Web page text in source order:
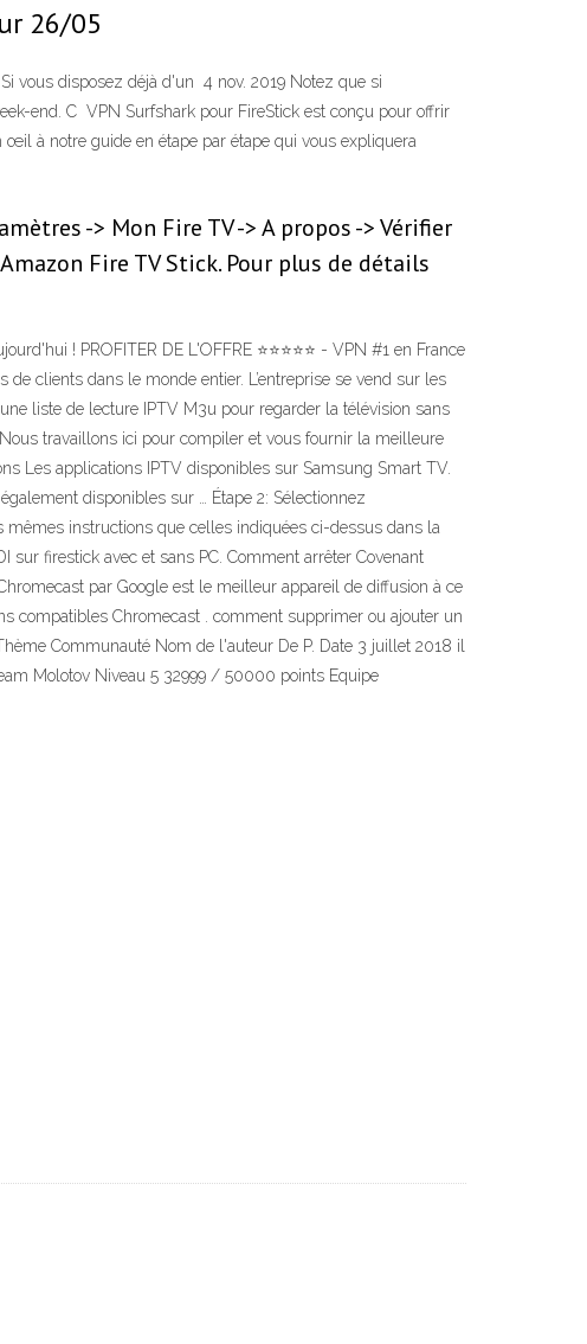
26/05
vous disposez déjà d'un 4 nov. 2019 Notez que si
end. C VPN Surfshark pour FireStick est conçu pour offrir
à notre guide en étape par étape qui vous expliquera
-> Mon Fire TV -> A propos -> Vérifier
Fire TV Stick. Pour plus de détails
! PROFITER DE L'OFFRE ⭐⭐⭐⭐⭐ - VPN #1 en France
clients dans le monde entier. L’entreprise se vend sur les
liste de lecture IPTV M3u pour regarder la télévision sans
travaillons ici pour compiler et vous fournir la meilleure
Les applications IPTV disponibles sur Samsung Smart TV.
disponibles sur … Étape 2: Sélectionnez
instructions que celles indiquées ci-dessus dans la
sur firestick avec et sans PC. Comment arrêter Covenant
par Google est le meilleur appareil de diffusion à ce
compatibles Chromecast . comment supprimer ou ajouter un
Communauté Nom de l'auteur De P. Date 3 juillet 2018 il
Molotov Niveau 5 32999 / 50000 points Equipe